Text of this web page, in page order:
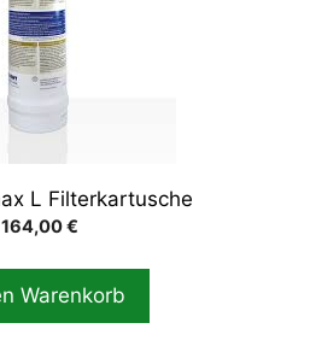
L Filterkartusche
164,00€
Warenkorb